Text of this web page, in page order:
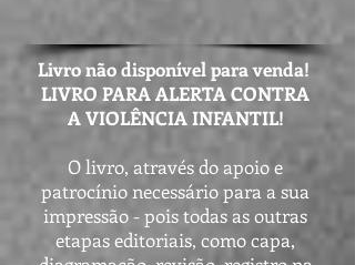
Livro não disponível para venda!
LIVRO PARA ALERTA CONTRA
A VIOLÊNCIA INFANTIL!
O livro, através do apoio e
patrocínio necessário para a sua
impressão - pois todas as outras
etapas editoriais, como capa,